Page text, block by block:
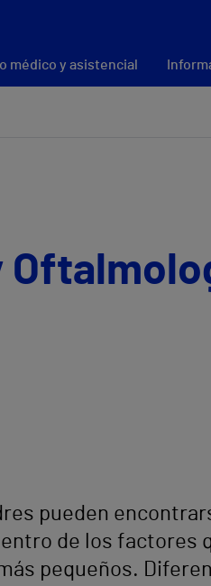
médico y asistencial
pueden
de los factores
pequeños.